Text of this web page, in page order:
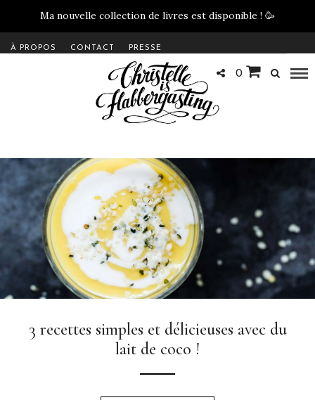
Ma nouvelle collection de livres est disponible ! 🥳
À PROPOS CONTACT PRESSE
0
3 recettes simples et délicieuses avec du
lait de coco !